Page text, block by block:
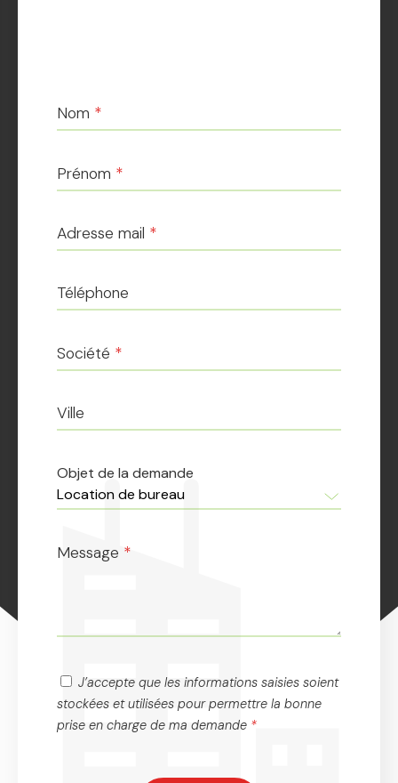
Nom *
Prénom *
Adresse mail *
Téléphone
Société *
Ville
Objet de la demande
Message *
J’accepte que les informations saisies soient
stockées et utilisées pour permettre la bonne
prise en charge de ma demande *